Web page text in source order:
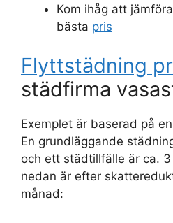
Kom ihåg att
bästa pris
Flyttstädning
städfirma
Exemplet är baserad på
En grundläggande
och ett städtillfälle är ca.
nedan är efter
månad: